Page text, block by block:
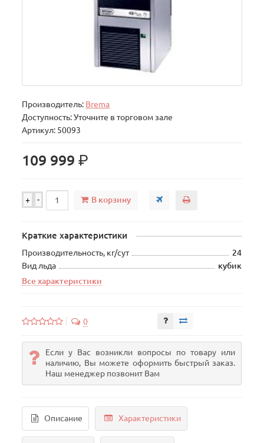
Производитель: Brema
Доступность: Уточните в торговом зале
Артикул: 50093
109 999р.
+ - В корзину
Краткие характеристики
Производительность, кг/сут
24
Вид льда
кубик
Все характеристики
0
Если у Вас возникли вопросы по товару или
наличию, Вы можете оформить быстрый заказ.
Наш менеджер позвонит Вам
Описание Характеристики